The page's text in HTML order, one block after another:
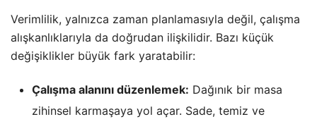
Verimlilik, yalnızca zaman planlamasıyla değil, çalışma
alışkanlıklarıyla da doğrudan ilişkilidir. Bazı küçük
değişiklikler büyük fark yaratabilir:
Çalışma alanını düzenlemek: Dağınık bir masa
zihinsel karmaşaya yol açar. Sade, temiz ve